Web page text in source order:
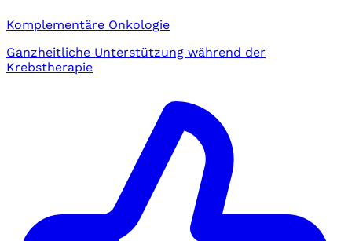
Komplementäre Onkologie
Ganzheitliche Unterstützung während der
Krebstherapie